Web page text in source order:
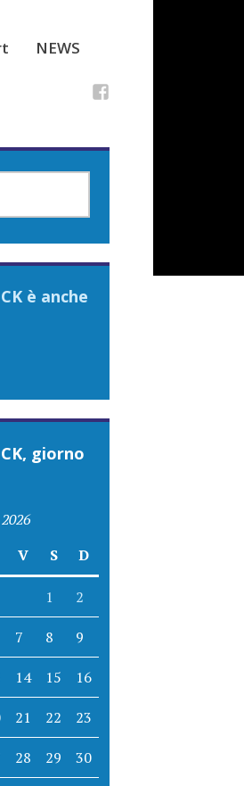
NEWS
è anche
giorno
V S D
1 2
7 8 9
14 15 16
21 22 23
28 29 30